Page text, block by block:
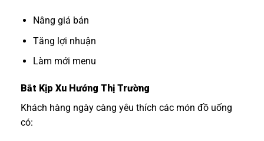
Nâng giá bán
Tăng lợi nhuận
Làm mới menu
Bắt Kịp Xu Hướng Thị Trường
Khách hàng ngày càng yêu thích các món đồ uống
có: